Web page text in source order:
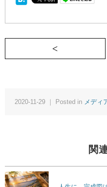
2020-11-29 ｜ Posted in メディ
関